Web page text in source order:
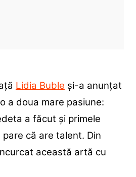
Lidia Buble și-a anunțat
a doua mare pasiune:
a făcut și primele
că are talent. Din
această artă cu